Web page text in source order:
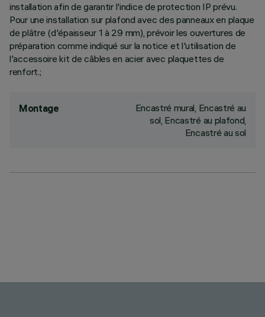
installation afin de garantir l'indice de protection IP prévu.
Pour une installation sur plafond avec des panneaux en plaque
de plâtre (d'épaisseur 1 à 29 mm), prévoir les ouvertures de
préparation comme indiqué sur la notice et l'utilisation de
l'accessoire kit de câbles en acier avec plaquettes de
renfort.;
Montage
Encastré mural, Encastré au
sol, Encastré au plafond,
Encastré au sol